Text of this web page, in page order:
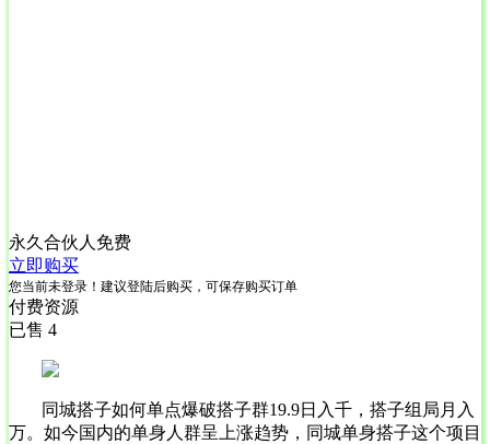
永久合伙人 免费
立即购买
您当前未登录！建议登陆后购买，可保存购买订单
付费资源
已售 4
同城搭子如何单点爆破搭子群19.9日入千，搭子组局月入
万。如今国内的单身人群呈上涨趋势，同城单身搭子这个项目